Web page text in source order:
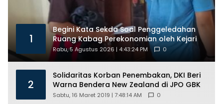
1
Begini Kata Sekda Soal Penggeledahan
Ruang Kabag Perekonomian oleh Kejari
Rabu, 5 Agustus 2026 | 4:43:24 PM 0
2
Solidaritas Korban Penembakan, DKI Beri
Warna Bendera New Zealand di JPO GBK
Sabtu, 16 Maret 2019 | 7:48:14 AM 0